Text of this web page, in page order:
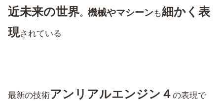
近未来の世界。機械やマシーン も細かく表
現されている
最新の技術アンリアルエンジン４の表現で